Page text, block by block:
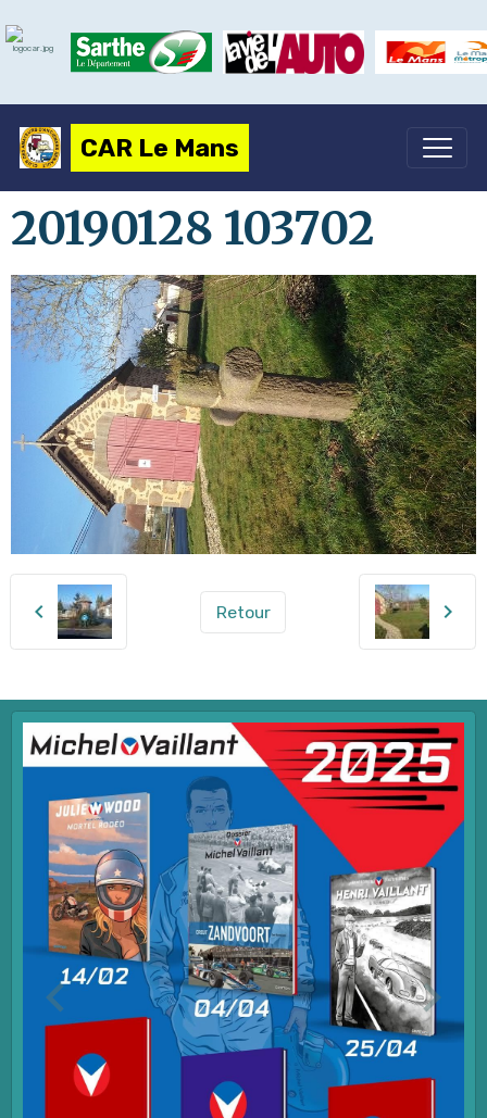
CAR Le Mans
20190128 103702
Retour